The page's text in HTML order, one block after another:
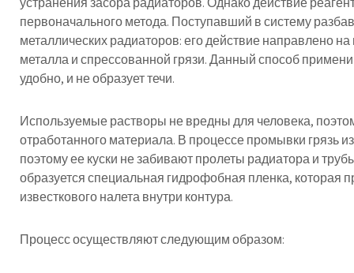
первоначального метода. Поступавший в систему
металлических радиаторов: его действие направлено
металла и спрессованной грязи. Данный способ
удобно, и не образует течи.
Используемые растворы не вредны для человека,
отработанного материала. В процессе промывки грязь
поэтому ее куски не забивают пролеты радиатора и
образуется специальная гидрофобная пленка, которая
известкового налета внутри контура.
Процесс осуществляют следующим образом: